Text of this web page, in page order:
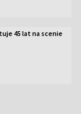
45 lat na scenie